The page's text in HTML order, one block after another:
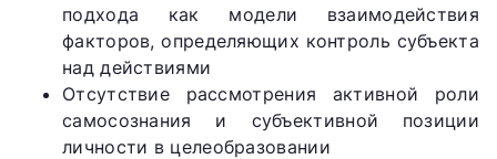
подхода как модели взаимодействия
факторов, определяющих контроль субъекта
над действиями
Отсутствие рассмотрения активной роли
самосознания и субъективной позиции
личности в целеобразовании